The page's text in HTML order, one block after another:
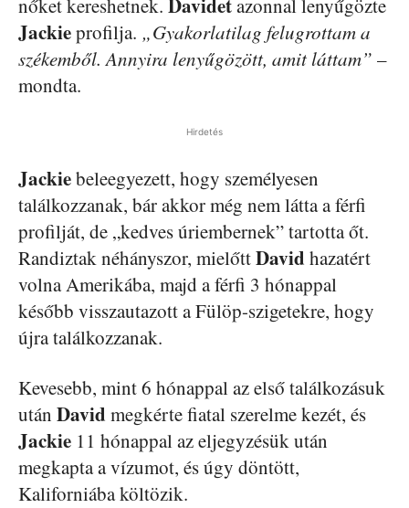
nőket kereshetnek. Davidetazonnal lenyűgözte
Jackieprofilja. „Gyakorlatilag felugrottam a
székemből. Annyira lenyűgözött, amit láttam” –
mondta.
Hirdetés
Jackiebeleegyezett, hogy személyesen
találkozzanak, bár akkor még nem látta a férfi
profilját, de „kedves úriembernek” tartotta őt.
Randiztak néhányszor, mielőttDavid hazatért
volna Amerikába, majd a férfi 3 hónappal
később visszautazott a Fülöp-szigetekre, hogy
újra találkozzanak.
Kevesebb, mint 6 hónappal az első találkozásuk
után David megkérte fiatal szerelme kezét, és
Jackie 11 hónappal az eljegyzésük után
megkapta a vízumot, és úgy döntött,
Kaliforniába költözik.